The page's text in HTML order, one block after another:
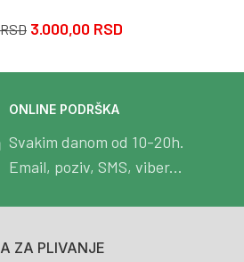
RSD 3.000,00 RSD
ONLINE PODRŠKA
Svakim danom od 10-20h.
Email, poziv, SMS, viber...
ZA PLIVANJE